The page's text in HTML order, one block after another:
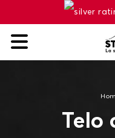
Telo